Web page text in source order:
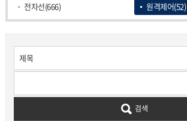
전차선(666)
원격제어(52)
검색